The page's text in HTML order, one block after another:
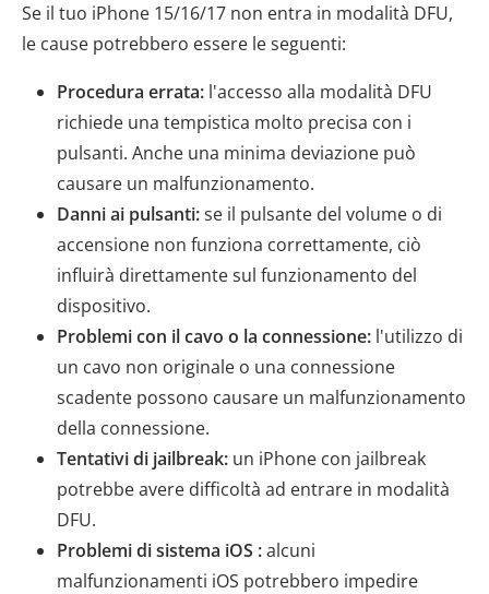
Se il tuo iPhone 15/16/17 non entra in modalità DFU,
le cause potrebbero essere le seguenti:
Procedura errata: l'accesso alla modalità DFU
richiede una tempistica molto precisa con i
pulsanti. Anche una minima deviazione può
causare un malfunzionamento.
Danni ai pulsanti:se il pulsante del volume o di
accensione non funziona correttamente, ciò
influirà direttamente sul funzionamento del
dispositivo.
Problemi con il cavo o la connessione: l'utilizzo di
un cavo non originale o una connessione
scadente possono causare un malfunzionamento
della connessione.
Tentativi di jailbreak: un iPhone con jailbreak
potrebbe avere difficoltà ad entrare in modalità
DFU.
Problemi di sistema iOS :alcuni
malfunzionamenti iOS potrebbero impedire